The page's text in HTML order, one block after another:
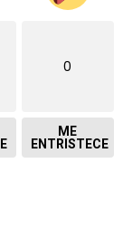
0
ME
ENTRISTECE